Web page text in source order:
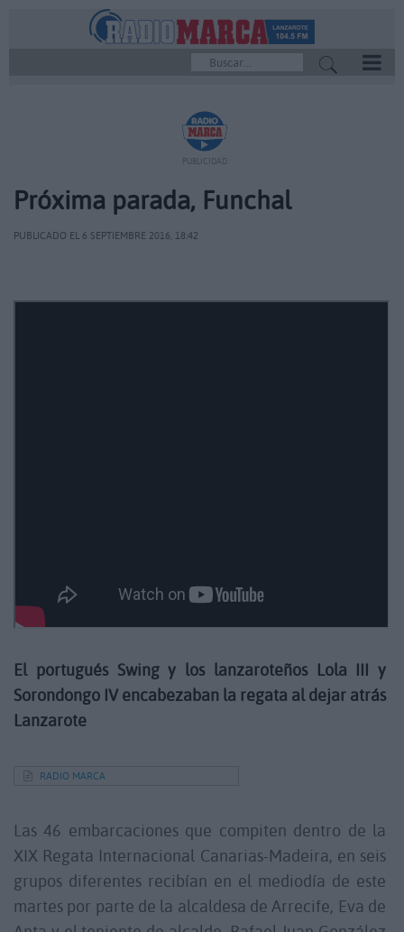
PUBLICIDAD
Próxima parada, Funchal
PUBLICADO EL 6 SEPTIEMBRE 2016, 18:42
El portugués Swing y los lanzaroteños Lola III y
Sorondongo IV encabezaban la regata al dejar atrás
Lanzarote
RADIO MARCA
Las 46 embarcaciones que compiten dentro de la
XIX Regata Internacional Canarias-Madeira, en seis
grupos diferentes recibían en el mediodía de este
martes por parte de la alcaldesa de Arrecife, Eva de